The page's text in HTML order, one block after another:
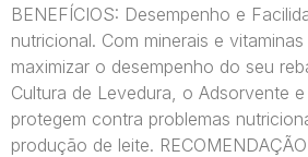
BENEFÍCIOS: Desempenho e
nutricional. Com minerais e
maximizar o desempenho do seu
Cultura de Levedura, o Adsorvente
protegem contra problemas
produção de leite.​​